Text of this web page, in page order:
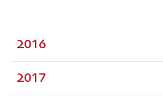
2016
2017